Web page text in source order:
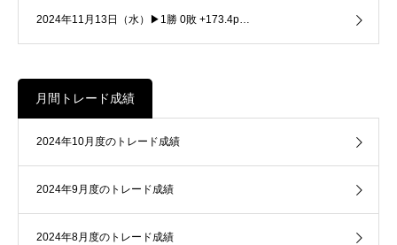
2024年11月13日（水）▶1勝 0敗 +173.4p…
月間トレード成績
2024年10月度のトレード成績
2024年9月度のトレード成績
2024年8月度のトレード成績